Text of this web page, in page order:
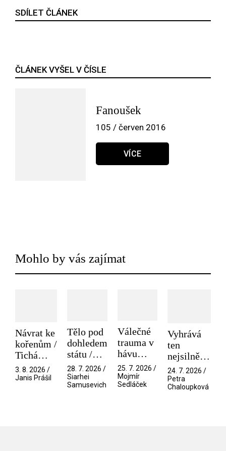
SDÍLET ČLÁNEK
ČLÁNEK VYŠEL V ČÍSLE
Fanoušek
105 / červen 2016
VÍCE
Mohlo by vás zajímat
Návrat ke
kořenům /
Tichá
přítelkyně
3. 8. 2026 /
Janis Prášil
Tělo pod
dohledem
státu /
Pramen
28. 7. 2026 /
Siarhei
Samusevich
Válečné
trauma v
hávu
spektáklu
/ Odyssea
25. 7. 2026 /
Mojmír
Sedláček
Vyhrává
ten
nejsilnější
/ V nitru
manosféry
24. 7. 2026 /
Petra
Chaloupková